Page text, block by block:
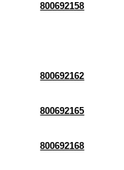
800692158
800692162
800692165
800692168